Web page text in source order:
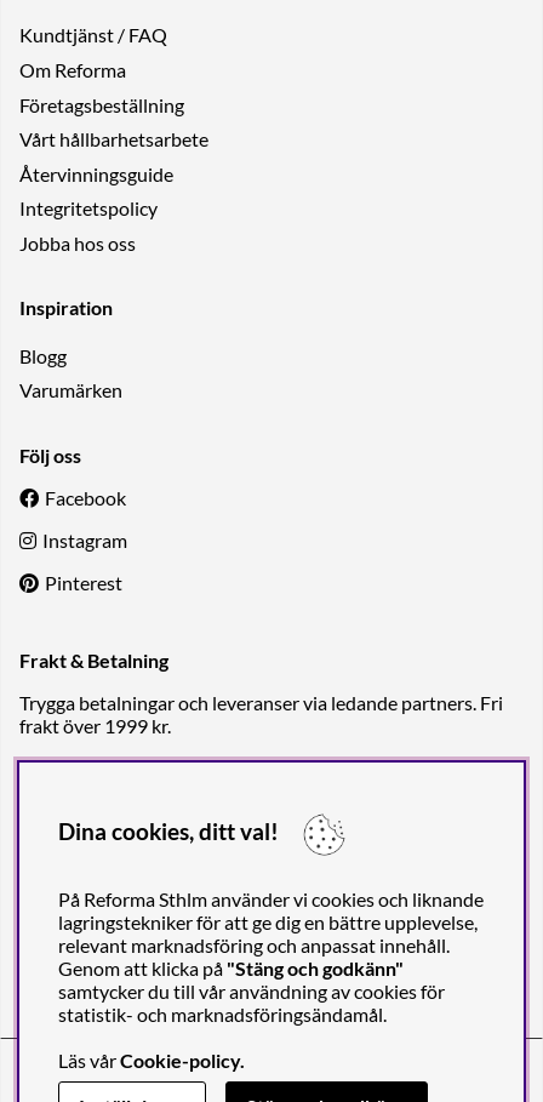
Kundtjänst / FAQ
Om Reforma
Företagsbeställning
Vårt hållbarhetsarbete
Återvinningsguide
Integritetspolicy
Jobba hos oss
Inspiration
Blogg
Varumärken
Följ oss
Facebook
Instagram
Pinterest
Frakt & Betalning
Trygga betalningar och leveranser via ledande partners. Fri
frakt över 1999 kr.
Reforma Sthlm AB (org. no. 556849-2606)
Dina cookies, ditt val!
På Reforma Sthlm använder vi cookies och liknande
lagringstekniker för att ge dig en bättre upplevelse,
relevant marknadsföring och anpassat innehåll.
Genom att klicka på "Stäng och godkänn"
samtycker du till vår användning av cookies för
statistik- och marknadsföringsändamål.
Läs vårCookie-policy.